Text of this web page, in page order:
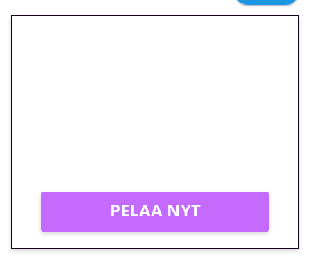
PELAA NYT